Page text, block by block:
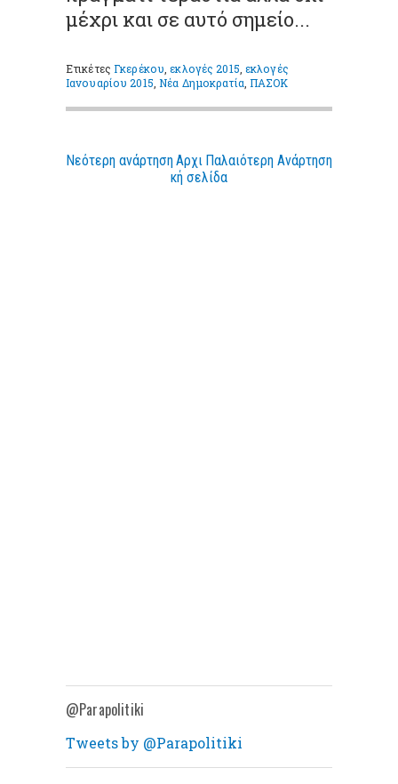
μέχρι και σε αυτό σημείο...
ΕτικέτεςΓκερέκου εκλογές 2015 εκλογές
Ιανουαρίου 2015 ,Νέα Δημοκρατία ΠΑΣΟΚ
Νεότερη ανάρτηση Παλαιότερη Ανάρτηση
Αρχι
κή σελίδα
@Parapolitiki
Tweets by @Parapolitiki